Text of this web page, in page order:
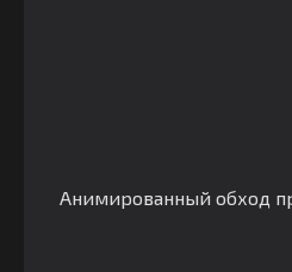
Анимированный обход